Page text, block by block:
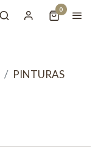
0
PINTURAS